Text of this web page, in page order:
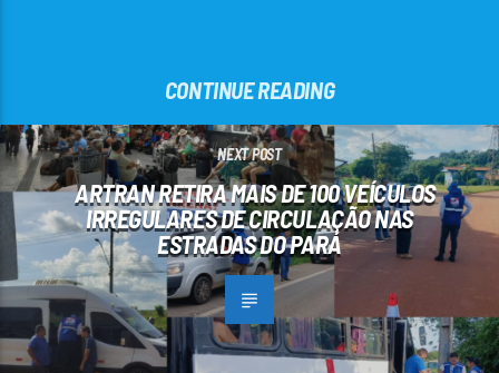
CONTINUE READING
NEXT POST
ARTRAN RETIRA MAIS DE 100 VEÍCULOS
IRREGULARES DE CIRCULAÇÃO NAS
ESTRADAS DO PARÁ